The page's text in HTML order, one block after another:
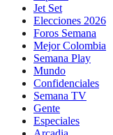
Jet Set
Elecciones 2026
Foros Semana
Mejor Colombia
Semana Play
Mundo
Confidenciales
Semana TV
Gente
Especiales